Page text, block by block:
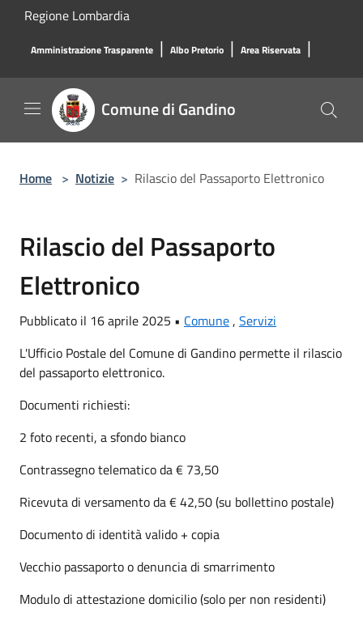
Salta al contenuto principale
Regione Lombardia
Amministrazione Trasparente | Albo Pretorio | Area Riservata |
Comune di Gandino
Home > Notizie > Rilascio del Passaporto Elettronico
Rilascio del Passaporto
Elettronico
Pubblicato il 16 aprile 2025 • Comune, Servizi
L'Ufficio Postale del Comune di Gandino permette il rilascio
del passaporto elettronico.
Documenti richiesti:
2 foto recenti, a sfondo bianco
Contrassegno telematico da € 73,50
Ricevuta di versamento da € 42,50 (su bollettino postale)
Documento di identità valido + copia
Vecchio passaporto o denuncia di smarrimento
Modulo di attestazione domicilio (solo per non residenti)